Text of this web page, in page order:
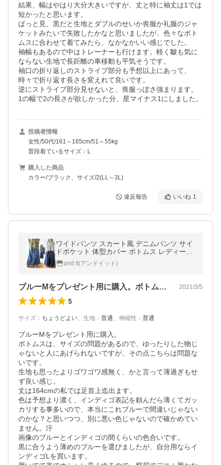
結果、幅はやはり大分大きいですが、丈と特に袖丈は1では
短かったと思います。
ぱっと見、黒だと生地とダブルのせいか喪服か礼服のジャ
ケットみたいで失敗したかなと思いましたが、色々なボト
ムスに合わせて着てみたら、なかなかいい感じでした。
袖幅もあるので中はトレーナーも行けます。軽く皺も気に
ならない生地で長距離の車移動も平気そうです。
袖口の折り返しのストライプ部分も予想以上にあって、
時々で折り返す長さを変えれて良いです。
逆にストライプ部分見せないと、喪服っぽさ強まります。
1の幅で2の長さが欲しかった分、星マイナス1にしました。
投稿者情報
女性/50代/161～165cm/51～55kg
普段着ているサイズ：L
購入した商品
カラー/ブラック、サイズ/2(LL～3L)
違反報告 いいね 1
ワイドパンツ スカート風 デニムパンツ サイ
ドポケット 体型カバー ボトムス レディース
20代 30代 40代 おしゃれ
and it(アンドイット)
ブルーMをプレゼント用に購入。ボトムス… 2021/3/5
5
サイズ ： ちょうどよい、 生地 ： 普通、 伸縮性 ： 普通
ブルーMをプレゼント用に購入。
ボトムスは、サイズの問題があるので、ゆったりした物じ
ゃないと人にあげられないですが、その点こちらは問題な
いです。
生地も思ったよりゴワゴワ感無く、かと言って薄過ぎもせ
ず良い感じ。
丈は164cmの私では足首上迄出ます。
色は予想より濃く、インディゴ表記を頼んだら薄くてガッ
カリする事多いので、本当にこれブルーで間違いじゃない
のかな？と思いつつ、別に悪い色じゃないので確かめてい
ません。汗
画像のブルーとインディゴの間くらいの色合いです。
黒に合うよう薄めのブルーを選びましたが、自分用ならイ
ンディゴLを買います。